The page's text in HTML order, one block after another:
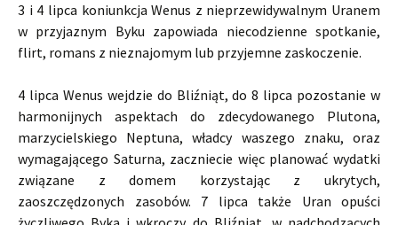
3 i 4 lipca koniunkcja Wenus z nieprzewidywalnym Uranem
w przyjaznym Byku zapowiada niecodzienne spotkanie,
flirt, romans z nieznajomym lub przyjemne zaskoczenie.
4 lipca Wenus wejdzie do Bliźniąt, do 8 lipca pozostanie w
harmonijnych aspektach do zdecydowanego Plutona,
marzycielskiego Neptuna, władcy waszego znaku, oraz
wymagającego Saturna, zaczniecie więc planować wydatki
związane z domem korzystając z ukrytych,
zaoszczędzonych zasobów. 7 lipca także Uran opuści